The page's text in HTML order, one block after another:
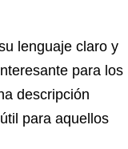
lenguaje claro y
para los
descripción
para aquellos